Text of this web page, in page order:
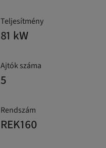
Teljesítmény
81 kW
Ajtók száma
5
Rendszám
REK160